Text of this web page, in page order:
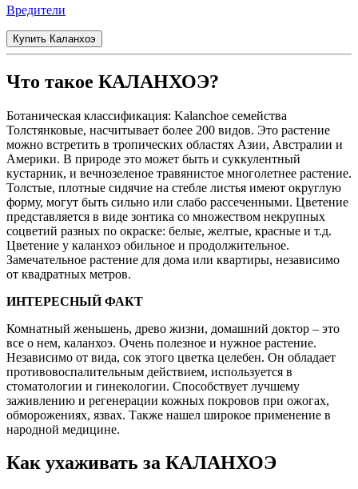
Вредители
Купить Каланхоэ
Что такое КАЛАНХОЭ?
Ботаническая классификация: Kalanchoe семейства
Толстянковые, насчитывает более 200 видов. Это растение
можно встретить в тропических областях Азии, Австралии и
Америки. В природе это может быть и суккулентный
кустарник, и вечнозеленое травянистое многолетнее растение.
Толстые, плотные сидячие на стебле листья имеют округлую
форму, могут быть сильно или слабо рассеченными. Цветение
представляется в виде зонтика со множеством некрупных
соцветий разных по окраске: белые, желтые, красные и т.д.
Цветение у каланхоэ обильное и продолжительное.
Замечательное растение для дома или квартиры, независимо
от квадратных метров.
ИНТЕРЕСНЫЙ ФАКТ
Комнатный женьшень, древо жизни, домашний доктор – это
все о нем, каланхоэ. Очень полезное и нужное растение.
Независимо от вида, сок этого цветка целебен. Он обладает
противовоспалительным действием, используется в
стоматологии и гинекологии. Способствует лучшему
заживлению и регенерации кожных покровов при ожогах,
обморожениях, язвах. Также нашел широкое применение в
народной медицине.
Как ухаживать за КАЛАНХОЭ